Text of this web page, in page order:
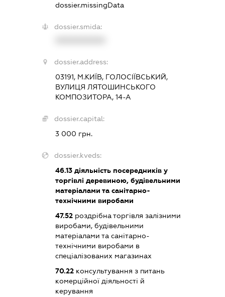
dossier.missingData
dossier.smida:
dossier.address:
03191, М.КИЇВ, ГОЛОСІЇВСЬКИЙ,
ВУЛИЦЯ ЛЯТОШИНСЬКОГО
КОМПОЗИТОРА, 14-А
dossier.capital:
3 000 грн.
dossier.kveds:
46.13діяльність посередників у
торгівлі деревиною, будівельними
матеріалами та санітарно-
технічними виробами
47.52роздрібна торгівля залізними
виробами, будівельними
матеріалами та санітарно-
технічними виробами в
спеціалізованих магазинах
70.22консультування з питань
комерційної діяльності й
керування